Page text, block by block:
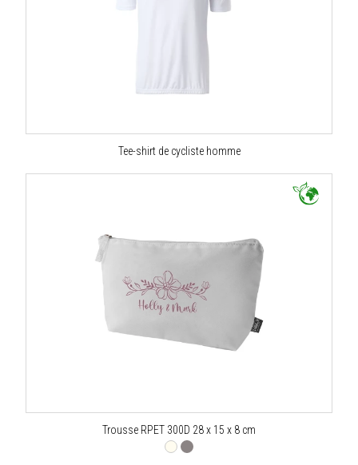
Tee-shirt de cycliste homme
Trousse RPET 300D 28 x 15 x 8 cm